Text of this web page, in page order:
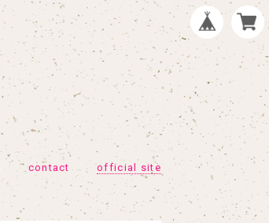
contact official site